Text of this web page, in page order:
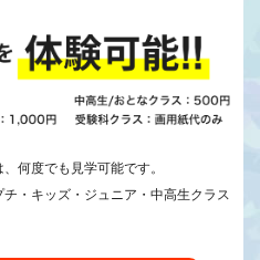
何度でも見学可能です。
・キッズ・ジュニア・中高生クラス